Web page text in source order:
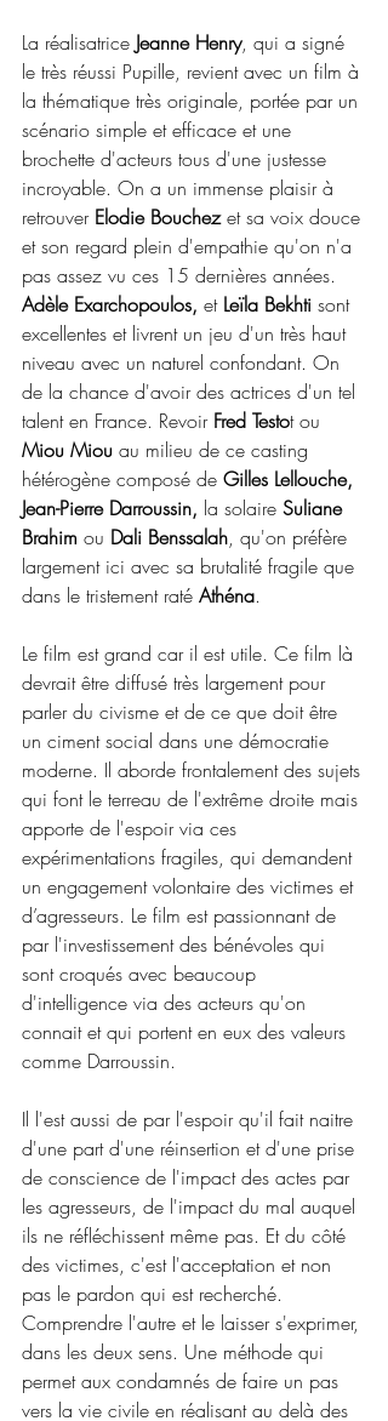
La réalisatrice Jeanne Henry, qui a signé
le très réussi Pupille, revient avec un film à
la thématique très originale, portée par un
scénario simple et efficace et une
brochette d'acteurs tous d'une justesse
incroyable. On a un immense plaisir à
retrouver Elodie Bouchez et sa voix douce
et son regard plein d'empathie qu'on n'a
pas assez vu ces 15 dernières années.
Adèle Exarchopoulos, et Leïla Bekhti sont
excellentes et livrent un jeu d'un très haut
niveau avec un naturel confondant. On
de la chance d'avoir des actrices d'un tel
talent en France. Revoir Fred Testot ou
Miou Miou au milieu de ce casting
hétérogène composé de Gilles Lellouche,
Jean-Pierre Darroussin, la solaire Suliane
Brahim ou Dali Benssalah, qu'on préfère
largement ici avec sa brutalité fragile que
dans le tristement raté Athéna.
Le film est grand car il est utile. Ce film là
devrait être diffusé très largement pour
parler du civisme et de ce que doit être
un ciment social dans une démocratie
moderne. Il aborde frontalement des sujets
qui font le terreau de l'extrême droite mais
apporte de l'espoir via ces
expérimentations fragiles, qui demandent
un engagement volontaire des victimes et
d’agresseurs. Le film est passionnant de
par l'investissement des bénévoles qui
sont croqués avec beaucoup
d'intelligence via des acteurs qu'on
connait et qui portent en eux des valeurs
comme Darroussin.
Il l'est aussi de par l'espoir qu'il fait naitre
d'une part d'une réinsertion et d'une prise
de conscience de l'impact des actes par
les agresseurs, de l'impact du mal auquel
ils ne réfléchissent même pas. Et du côté
des victimes, c'est l'acceptation et non
pas le pardon qui est recherché.
Comprendre l'autre et le laisser s'exprimer,
dans les deux sens. Une méthode qui
permet aux condamnés de faire un pas
vers la vie civile en réalisant au delà des